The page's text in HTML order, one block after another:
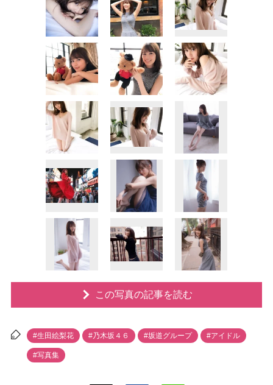
この写真の記事を読む
#生田絵梨花 #乃木坂４６ #坂道グループ #アイドル
#写真集